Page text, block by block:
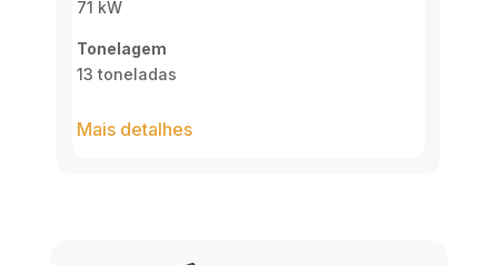
71 kW
Tonelagem
13 toneladas
Mais detalhes